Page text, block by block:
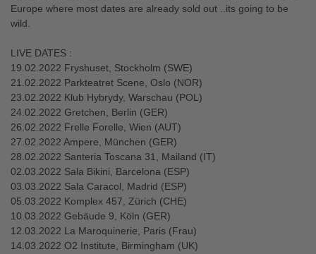
Europe where most dates are already sold out ..its going to be
wild.
LIVE DATES :
19.02.2022 Fryshuset, Stockholm (SWE)
21.02.2022 Parkteatret Scene, Oslo (NOR)
23.02.2022 Klub Hybrydy, Warschau (POL)
24.02.2022 Gretchen, Berlin (GER)
26.02.2022 Frelle Forelle, Wien (AUT)
27.02.2022 Ampere, München (GER)
28.02.2022 Santeria Toscana 31, Mailand (IT)
02.03.2022 Sala Bikini, Barcelona (ESP)
03.03.2022 Sala Caracol, Madrid (ESP)
05.03.2022 Komplex 457, Zürich (CHE)
10.03.2022 Gebäude 9, Köln (GER)
12.03.2022 La Maroquinerie, Paris (Frau)
14.03.2022 O2 Institute, Birmingham (UK)